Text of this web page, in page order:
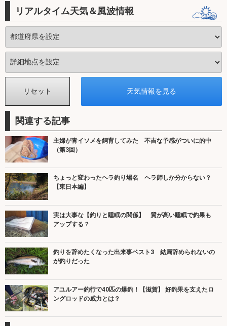
リアルタイム天気＆風波情報
関連する記事
主婦が青イソメを飼育してみた 不吉な予感がついに的中
（第3回）
ちょっと変わったヘラ釣り場名 ヘラ師しか分からない？
【東日本編】
実は大事な【釣りと睡眠の関係】 質が高い睡眠で釣果も
アップする？
釣りを辞めたくなった出来事ベスト3 結局辞められないの
が釣りだった
アユルアー釣行で40匹の爆釣！【滋賀】 好釣果を支えたロ
ングロッドの威力とは？